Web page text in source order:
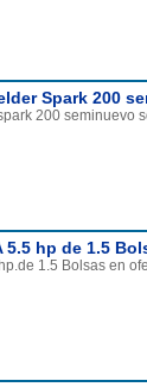
Spark 200
200 seminuevo
5.5 hp de 1.5
1.5 Bolsas en